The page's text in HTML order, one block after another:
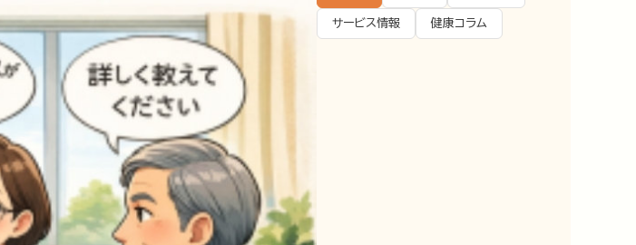
サービス情報 健康コラム